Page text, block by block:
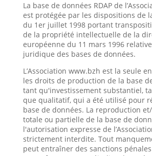
La base de données RDAP de
est protégée par les dispositions de
du 1er juillet 1998 portant
de la propriété intellectuelle de la
européenne du 11 mars 1996
juridique des bases de données.
L’Association www.bzh est la seule
les droits de production de la base
tant qu'investissement substantiel,
que qualitatif, qui a été utilisé pour
base de données. La reproduction
totale ou partielle de la base de
l'autorisation expresse de
strictement interdite. Tout
peut entraîner des sanctions